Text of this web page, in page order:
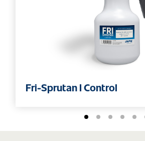
Fri-Sprutan I Control